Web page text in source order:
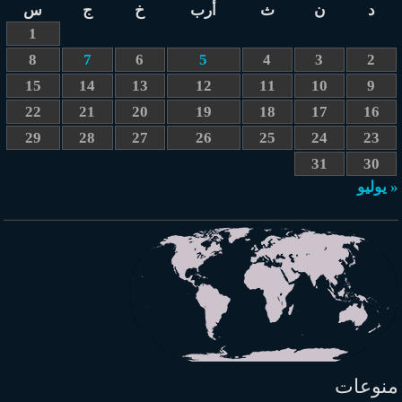
د
ن ث أرب خ ج
س
1
2
3
4
5
6
7
8
9
10
11
12
13
14
15
16
17
18
19
20
21
22
23
24
25
26
27
28
29
30
31
« يوليو
منوعات